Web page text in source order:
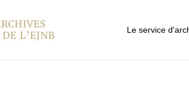
Le service